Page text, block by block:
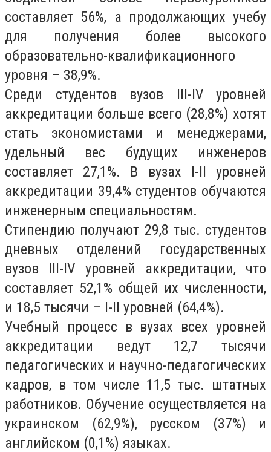
составляет 56%, а продолжающих учебу
для получения более высокого
образовательно-квалификационного
уровня – 38,9%.
Среди студентов вузов III-IV уровней
аккредитации больше всего (28,8%) хотят
стать экономистами и менеджерами,
удельный вес будущих инженеров
составляет 27,1%. В вузах I-II уровней
аккредитации 39,4% студентов обучаются
инженерным специальностям.
Стипендию получают 29,8 тыс. студентов
дневных отделений государственных
вузов III-IV уровней аккредитации, что
составляет 52,1% общей их численности,
и 18,5 тысячи – I-II уровней (64,4%).
Учебный процесс в вузах всех уровней
аккредитации ведут 12,7 тысячи
педагогических и научно-педагогических
кадров, в том числе 11,5 тыс. штатных
работников. Обучение осуществляется на
украинском (62,9%), русском (37%) и
английском (0,1%) языках.